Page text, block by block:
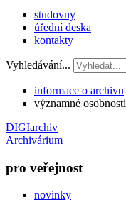
studovny
úřední deska
kontakty
Vyhledávání...
informace o archivu
významné osobnosti
DIGIarchiv
Archivárium
pro veřejnost
novinky